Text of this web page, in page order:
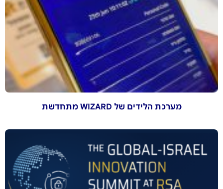
מערכת הלידים של WIZARD מתחדשת